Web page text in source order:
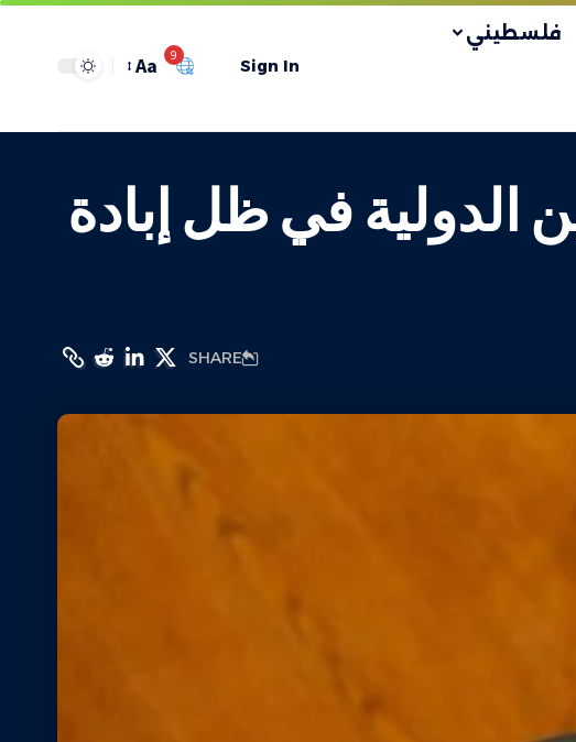
فلسطيني
Sign In
9
Aa
الدولية في ظل إبادة
SHARE